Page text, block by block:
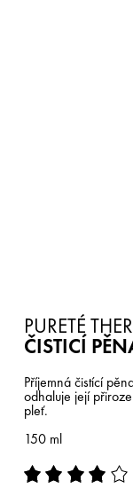
PURETÉ
ČISTICÍ
Příjemná čistící
odhaluje její
pleť.
150 ml